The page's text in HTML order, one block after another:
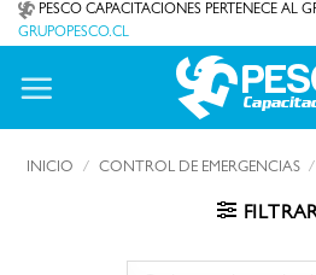
Saltar
al
contenido
PESCO CAPACITACIONES PERTENECE AL
GRUPOPESCO.CL
INICIO / CONTROL DE EMERGENCIAS /